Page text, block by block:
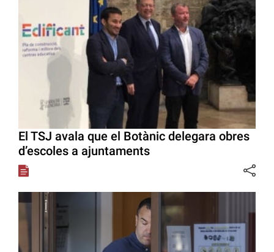
El TSJ avala que el Botànic delegara obres
d’escoles a ajuntaments